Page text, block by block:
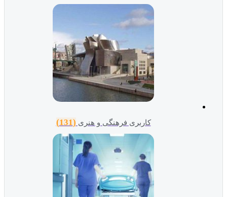
کاربری فرهنگی و هنری (131)